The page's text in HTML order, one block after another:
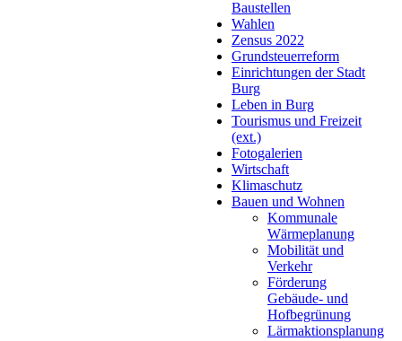
Baustellen
Wahlen
Zensus 2022
Grundsteuerreform
Einrichtungen der Stadt
Burg
Leben in Burg
Tourismus und Freizeit
(ext.)
Fotogalerien
Wirtschaft
Klimaschutz
Bauen und Wohnen
Kommunale
Wärmeplanung
Mobilität und
Verkehr
Förderung
Gebäude- und
Hofbegrünung
Lärmaktionsplanung